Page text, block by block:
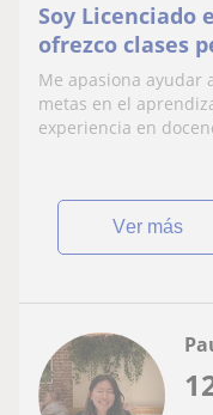
Soy Licenciado
ofrezco clases
los niveles.
online)
Me apasiona ayudar
metas en el
experiencia en
ver más